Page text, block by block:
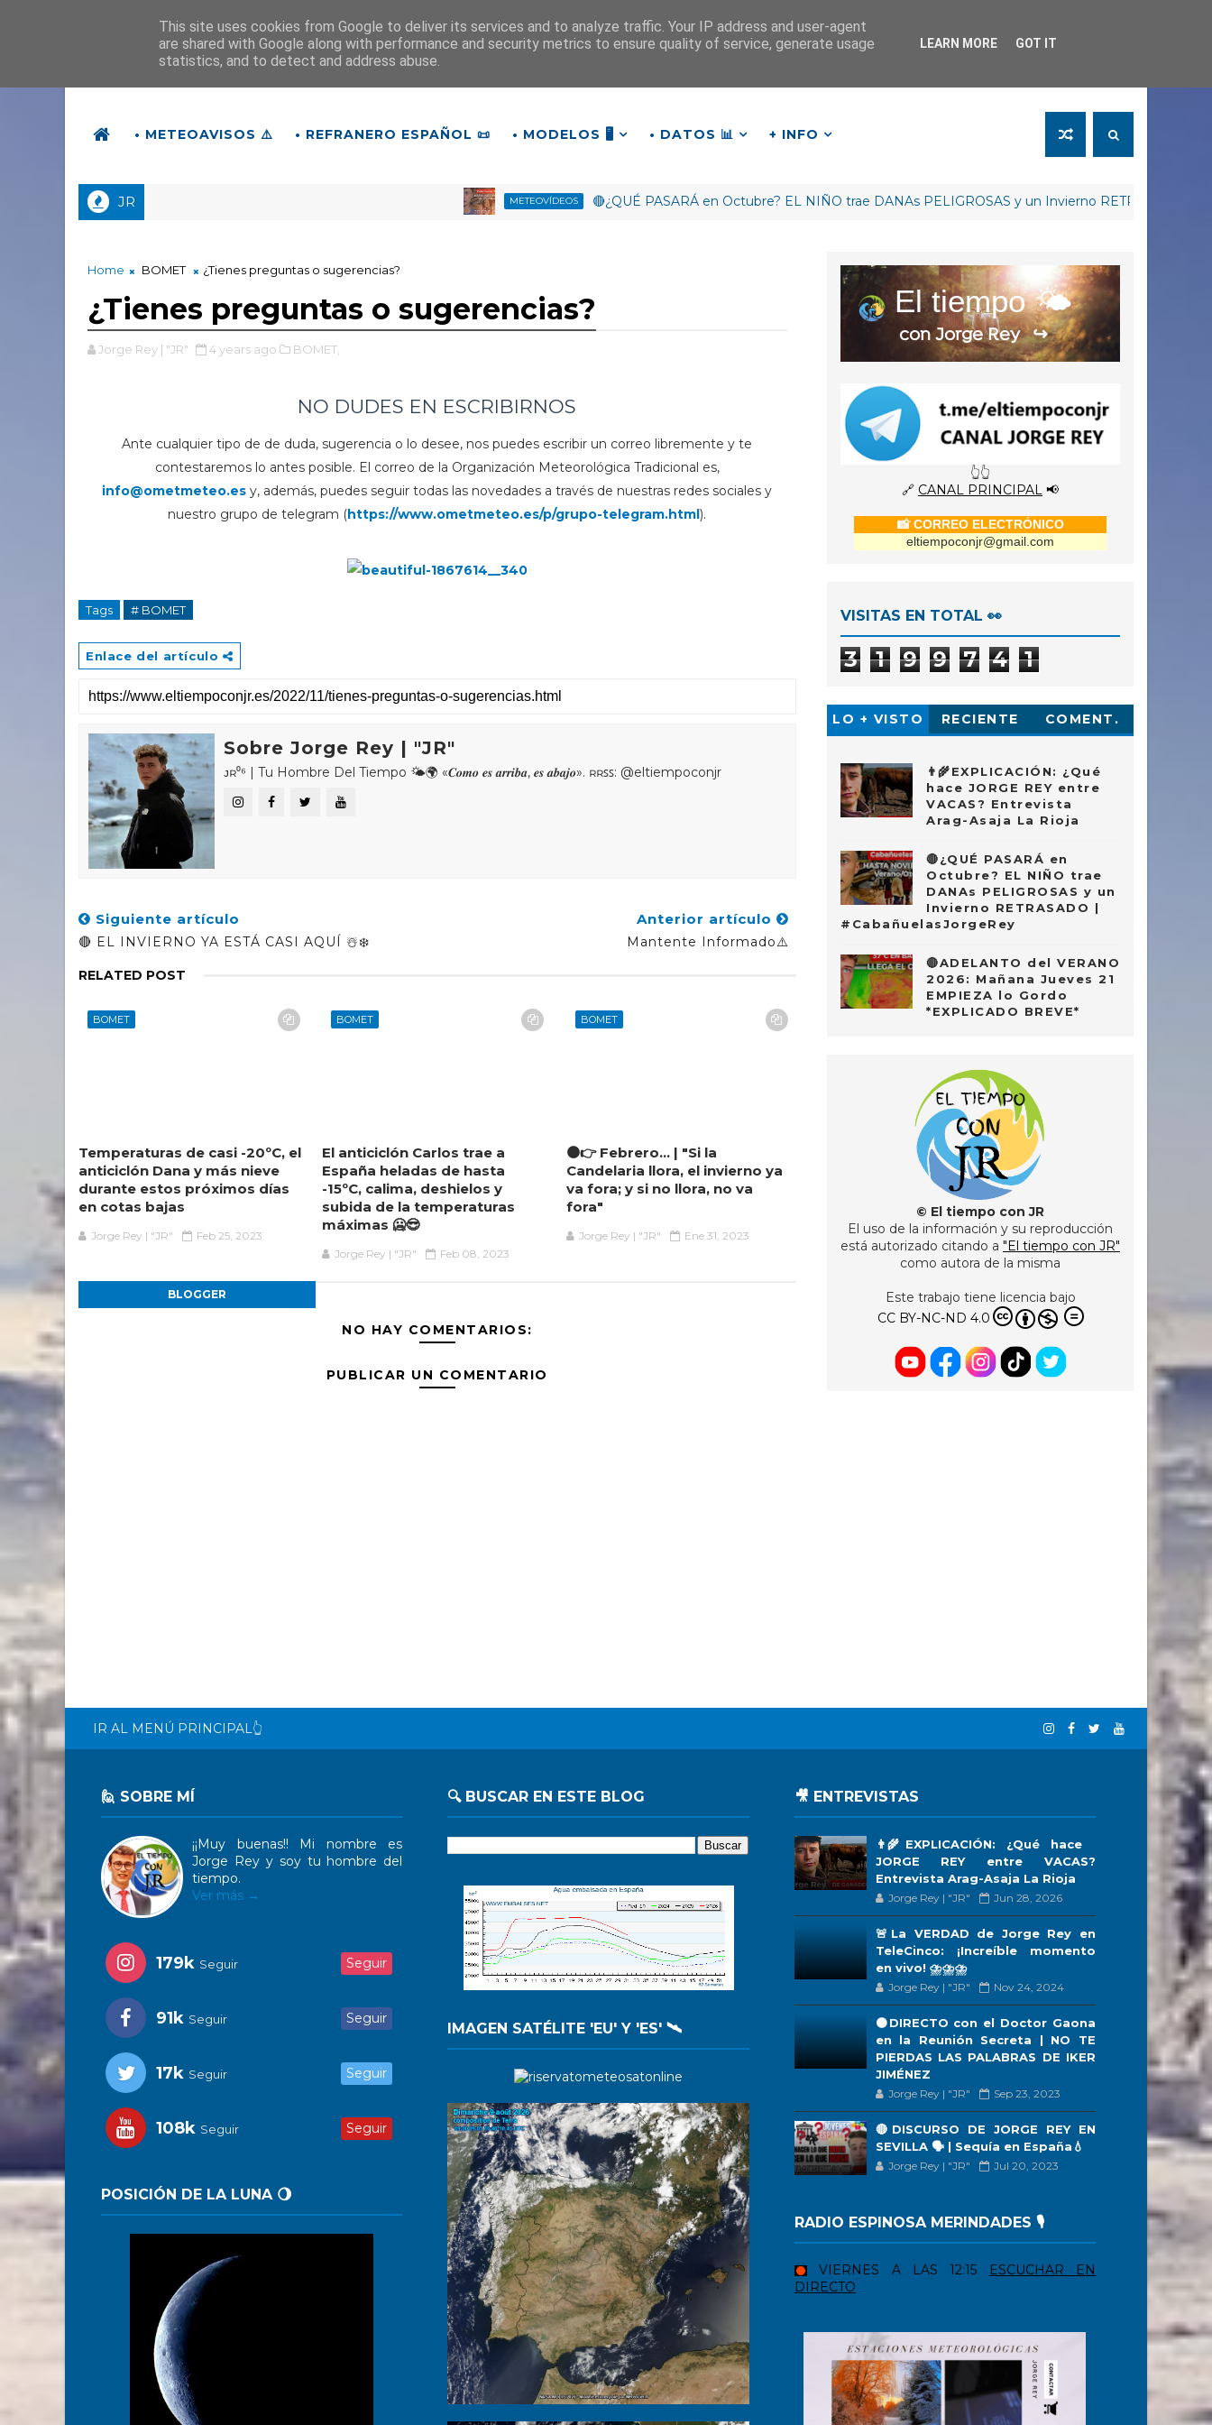
• METEOAVISOS ⚠️ • REFRANERO ESPAÑOL 📜 • MODELOS 🖥️ • DATOS 📊 + INFO
JR METEOVÍDEOS 🔴¿QUÉ PASARÁ en Octubre? EL NIÑO trae DANAs PELIGROSAS y un Invierno RETRASADO |
Home BOMET ¿Tienes preguntas o sugerencias?
¿Tienes preguntas o sugerencias?
Jorge Rey | "JR" 4 years ago BOMET,
NO DUDES EN ESCRIBIRNOS
Ante cualquier tipo de de duda, sugerencia o lo desee, nos puedes escribir un correo libremente y te
contestaremos lo antes posible. El correo de la Organización Meteorológica Tradicional es,
info@ometmeteo.es y, además, puedes seguir todas las novedades a través de nuestras redes sociales y
nuestro grupo de telegram (https://www.ometmeteo.es/p/grupo-telegram.html).
Tags # BOMET
Enlace del artículo
Sobre Jorge Rey | "JR"
ᴊʀ⁰⁶ | Tu Hombre Del Tiempo 🌤🌍 «𝑪𝒐𝒎𝒐 𝒆𝒔 𝒂𝒓𝒓𝒊𝒃𝒂, 𝒆𝒔 𝒂𝒃𝒂𝒋𝒐». ʀʀꜱꜱ: @eltiempoconjr
Siguiente artículo
🔴 EL INVIERNO YA ESTÁ CASI AQUÍ ☃️❄️
Anterior artículo
Mantente Informado⚠️
RELATED POST
BOMET
Temperaturas de casi -20ºC, el
anticiclón Dana y más nieve
durante estos próximos días
en cotas bajas
Jorge Rey | "JR" Feb 25, 2023
BOMET
El anticiclón Carlos trae a
España heladas de hasta
-15ºC, calima, deshielos y
subida de la temperaturas
máximas 🥶😎
Jorge Rey | "JR" Feb 08, 2023
BOMET
🟠👉 Febrero... | "Si la
Candelaria llora, el invierno ya
va fora; y si no llora, no va
fora"
Jorge Rey | "JR" Ene 31, 2023
BLOGGER
NO HAY COMENTARIOS:
PUBLICAR UN COMENTARIO
El tiempo 🌤️
con Jorge Rey ↪
👆👆
🔗 CANAL PRINCIPAL 📢
📸 CORREO ELECTRÓNICO
eltiempoconjr@gmail.com
VISITAS EN TOTAL 👀
3 1 9 9 7 4 1
LO + VISTO RECIENTE COMENT.
👨‍🌾EXPLICACIÓN: ¿Qué
hace JORGE REY entre
VACAS? Entrevista
Arag-Asaja La Rioja
🔴¿QUÉ PASARÁ en
Octubre? EL NIÑO trae
DANAs PELIGROSAS y un
Invierno RETRASADO |
#CabañuelasJorgeRey
🔴ADELANTO del VERANO
2026: Mañana Jueves 21
EMPIEZA lo Gordo
*EXPLICADO BREVE*
© El tiempo con JR
El uso de la información y su reproducción
está autorizado citando a "El tiempo con JR"
como autora de la misma
Este trabajo tiene licencia bajo
CC BY-NC-ND 4.0
IR AL MENÚ PRINCIPAL👆
🙋 SOBRE MÍ
¡¡Muy buenas!! Mi nombre es
Jorge Rey y soy tu hombre del
tiempo.
Ver más →
179k Seguir Seguir
91k Seguir Seguir
17k Seguir Seguir
108k Seguir Seguir
POSICIÓN DE LA LUNA 🌖
🔍 BUSCAR EN ESTE BLOG
IMAGEN SATÉLITE 'EU' Y 'ES' 🛰️
🎥 ENTREVISTAS
👨‍🌾EXPLICACIÓN: ¿Qué hace
JORGE REY entre VACAS?
Entrevista Arag-Asaja La Rioja
Jorge Rey | "JR" Jun 28, 2026
🚨La VERDAD de Jorge Rey en
TeleCinco: ¡Increíble momento
en vivo! ⛈️⛈️⛈️
Jorge Rey | "JR" Nov 24, 2024
🟠DIRECTO con el Doctor Gaona
en la Reunión Secreta | NO TE
PIERDAS LAS PALABRAS DE IKER
JIMÉNEZ
Jorge Rey | "JR" Sep 23, 2023
🔴DISCURSO DE JORGE REY EN
SEVILLA 🗣 | Sequía en España💧
Jorge Rey | "JR" Jul 20, 2023
RADIO ESPINOSA MERINDADES 🎙️
VIERNES A LAS 12:15
ESCUCHAR EN
DIRECTO
This site uses cookies from Google to deliver its services and to analyze traffic. Your IP address and user-agent
are shared with Google along with performance and security metrics to ensure quality of service, generate usage
statistics, and to detect and address abuse.
LEARN MORE GOT IT